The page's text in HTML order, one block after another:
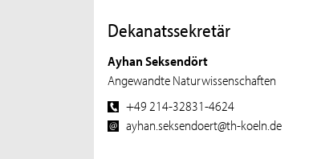
Dekanatssekretär
Ayhan Seksendört
Angewandte Naturwissenschaften
+49 214-32831-4624
ayhan.seksendoert@th-koeln.de